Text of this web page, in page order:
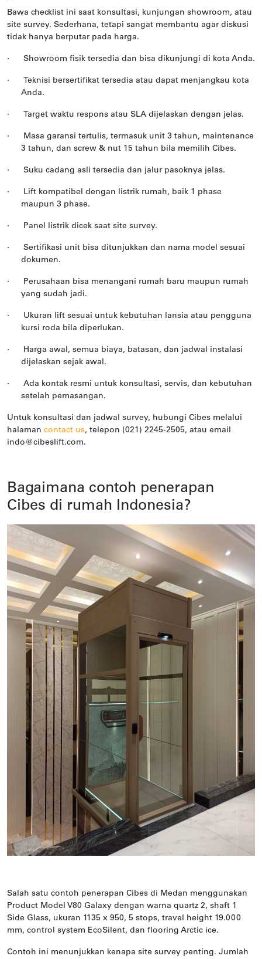
Bawa checklist ini saat konsultasi, kunjungan showroom, atau
site survey. Sederhana, tetapi sangat membantu agar diskusi
tidak hanya berputar pada harga.
· Showroom fisik tersedia dan bisa dikunjungi di kota Anda.
·
Teknisi bersertifikat tersedia atau dapat menjangkau kota
Anda.
· Target waktu respons atau SLA dijelaskan dengan jelas.
·
Masa garansi tertulis, termasuk unit 3 tahun, maintenance
3 tahun, dan screw & nut 15 tahun bila memilih Cibes.
· Suku cadang asli tersedia dan jalur pasoknya jelas.
·
Lift kompatibel dengan listrik rumah, baik 1 phase
maupun 3 phase.
· Panel listrik dicek saat site survey.
·
Sertifikasi unit bisa ditunjukkan dan nama model sesuai
dokumen.
·
Perusahaan bisa menangani rumah baru maupun rumah
yang sudah jadi.
·
Ukuran lift sesuai untuk kebutuhan lansia atau pengguna
kursi roda bila diperlukan.
·
Harga awal, semua biaya, batasan, dan jadwal instalasi
dijelaskan sejak awal.
·
Ada kontak resmi untuk konsultasi, servis, dan kebutuhan
setelah pemasangan.
Untuk konsultasi dan jadwal survey, hubungi Cibes melalui
halaman contact us, telepon (021) 2245-2505, atau email
indo@cibeslift.com.
Bagaimana contoh penerapan
Cibes di rumah Indonesia?
Salah satu contoh penerapan Cibes di Medan menggunakan
Product Model V80 Galaxy dengan warna quartz 2, shaft 1
Side Glass, ukuran 1135 x 950, 5 stops, travel height 19.000
mm, control system EcoSilent, dan flooring Arctic ice.
Contoh ini menunjukkan kenapa site survey penting. Jumlah